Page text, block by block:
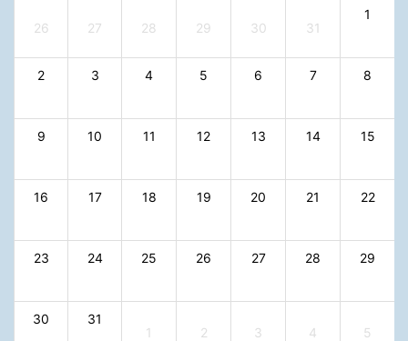
26 27 28 29 30 31
1
2 3 4 5 6 7 8
9 10 11 12 13 14 15
16 17 18 19 20 21 22
23 24 25 26 27 28 29
30
31
1
2 3 4 5